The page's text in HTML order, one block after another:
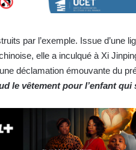
par l’exemple. Issue d’une
elle a inculqué à Xi
déclamation émouvante du
le vêtement pour l’enfant qui